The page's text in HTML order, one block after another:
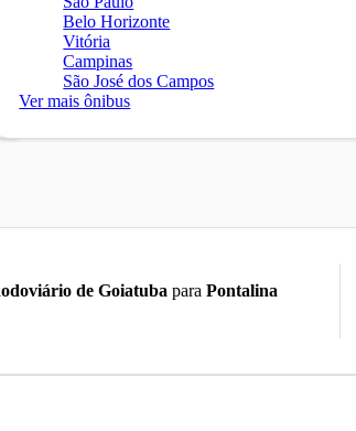
Belo Horizonte
Vitória
Campinas
São José dos Campos
Ver mais ônibus
de Goiatuba para Pontalina